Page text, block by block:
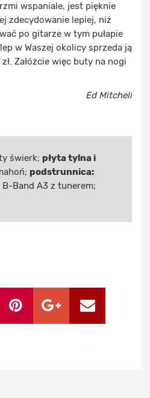
wspaniale, jest pięknie
zdecydowanie lepiej, niż
po gitarze w tym pułapie
w Waszej okolicy sprzeda ją
Załóżcie więc buty na nogi
Ed Mitchell
świerk; płyta tylna i
podstrunnica:
B-Band A3 z tunerem;